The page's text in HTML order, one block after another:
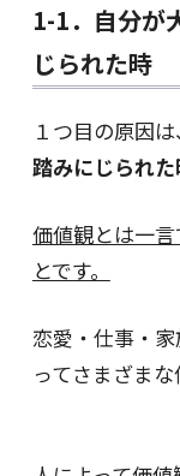
1-1．自分が
じられた時
１つ目の原因は、
踏みにじられた
価値観とは一
とです。
恋愛・仕事・
ってさまざまな